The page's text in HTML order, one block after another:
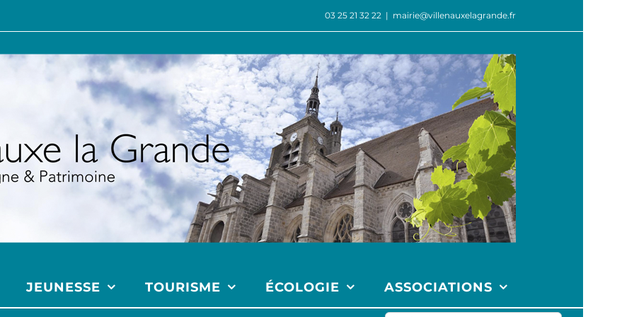
03 25 21 32 22 | mairie@villenauxelagrande.fr
JEUNESSE TOURISME ÉCOLOGIE ASSOCIATIONS